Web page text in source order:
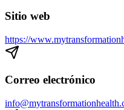
Sitio web
https://
Correo electrónico